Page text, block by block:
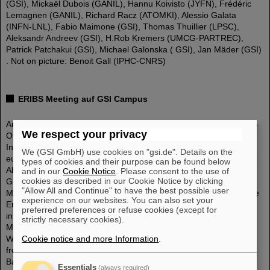
(GSI), Mickaёl Dubois (GANIL), Hannu Koivisto (JYFN), Frédéric
Lemagnen (GANIL), Richard Racz (ATOMKI), Alessio Galata
(INFN-LNL), Fabio Maimone (GSI), Thomas Thuillier (LPSC),
Aleksandr Andreev (GSI), H.Rob Kremers (UMCG-PARTREC),
Patrick Patchakui (GSI), Michael Galonska ( GSI), Jan Mäder (GSI)
. Not on picture: Benoit Gall (IPHC-CNRS)
ERIBS Meeting auf GSI Campus
Am 25.und 26. Oktober 2022 fand auf dem GSI Campus das Kick-
Off Meeting der EU Kollaboration ERIBS (European Research
Infrastructure – Beam Service) statt. Zehn Gäste aus verschieden
europäischen Partnerinstitutionen und sieben Mitarbeiter der GSI-
Abteilung Ionenquellen (IOS) trafen sich zu sehr intensiven
Gesprächen und fruchtbaren Diskussionen. Diskutiert wurden die
Möglichkeiten und der Rahmen künftiger Zusammenarbeit und die
Entwicklung von qualitativ hochwertigen Ionenstrahlen,
insbesondere die Weiterentwicklung der Produktion von
Metallionen unter Verwendung von EZR-Ionenquellen.
Wieder einmal zeigte sich, dass ein vertrauensvolles und
freundschaftliches Verhältnis zwischen den einzelnen Instituten
Basis einer hochprofessionellen und erfolgsorientierten
We respect your privacy
We (GSI GmbH) use cookies on "gsi.de". Details on the
types of cookies and their purpose can be found below
and in ourCookie Notice . Please consent to the use of
cookies as described in our Cookie Notice by clicking
"Allow All and Continue" to have the best possible user
experience on our websites. You can also set your
preferred preferences or refuse cookies (except for
strictly necessary cookies).
Cookie notice and more Information
Essentials (always required)